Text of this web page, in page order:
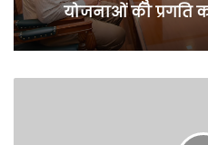
योजनाओं की प्रगति